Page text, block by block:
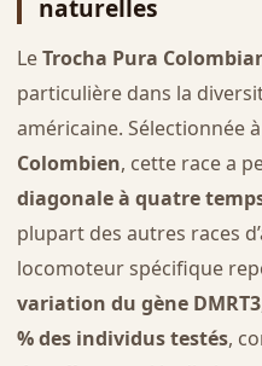
naturelles
LeTrocha Pura
particulière dans la
américaine. Sélectionnée
Colombien, cette race a
diagonale à quatre
plupart des autres races
locomoteur spécifique
variation du gène DMRT3
% des individus testés,